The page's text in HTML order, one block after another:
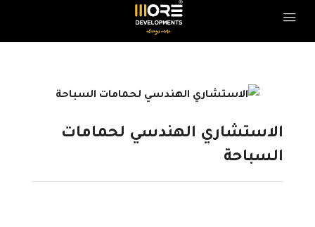
الاستشاري الهندسي لحمامات
السباحة